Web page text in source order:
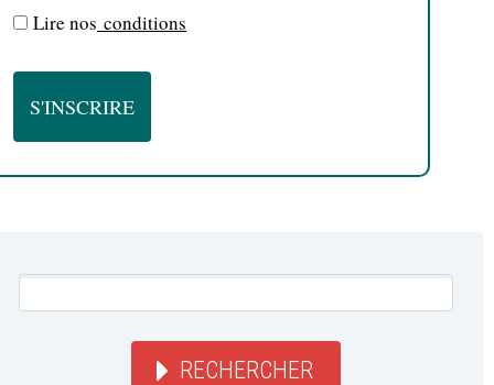
Lire nos conditions
RECHERCHER